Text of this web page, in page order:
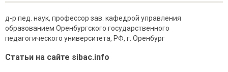
д-р пед. наук, профессор зав. кафедрой управления
образованием Оренбургского государственного
педагогического университета, РФ, г. Оренбург
Статьи на сайте sibac.info